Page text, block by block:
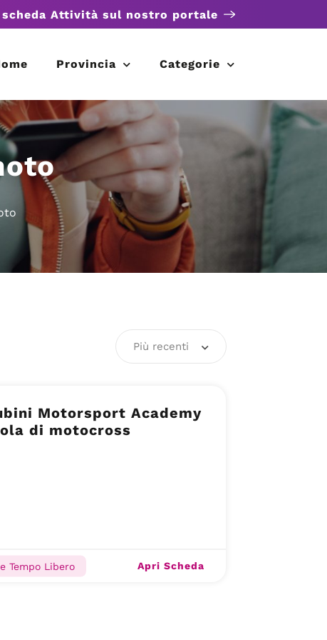
Attività sul nostro portale
Provincia Categorie
Più recenti
Motorsport Academy
di motocross
Tempo Libero Apri Scheda